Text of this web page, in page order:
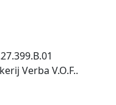
Verba V.O.F..